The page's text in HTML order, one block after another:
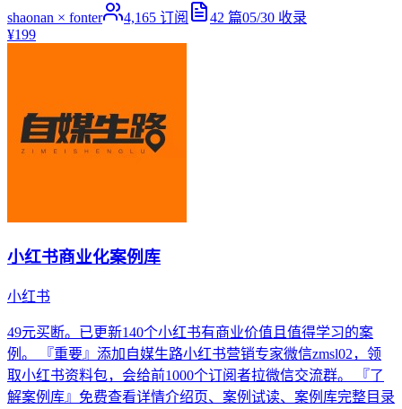
shaonan × fonter 4,165 订阅 42 篇05/30 收录
¥199
小红书商业化案例库
小红书
49元买断。已更新140个小红书有商业价值且值得学习的案
例。 『重要』添加自媒生路小红书营销专家微信zmsl02，领
取小红书资料包，会给前1000个订阅者拉微信交流群。 『了
解案例库』免费查看详情介绍页、案例试读、案例库完整目录